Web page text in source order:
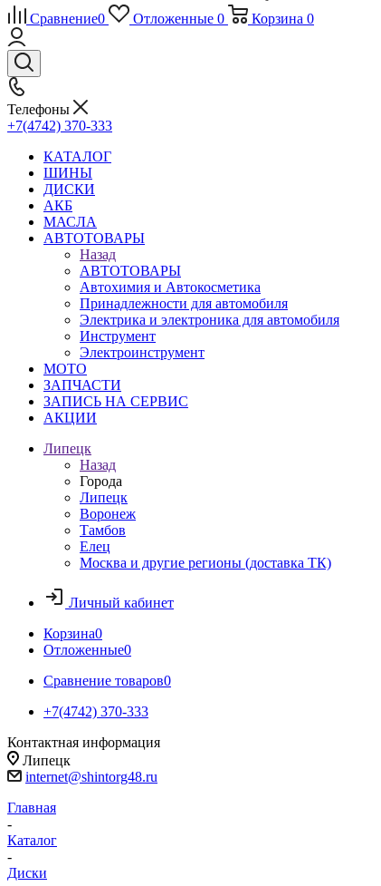
Сравнение0 Отложенные 0 Корзина 0
Телефоны
+7(4742) 370-333
КАТАЛОГ
ШИНЫ
ДИСКИ
АКБ
МАСЛА
АВТОТОВАРЫ
Назад
АВТОТОВАРЫ
Автохимия и Автокосметика
Принадлежности для автомобиля
Электрика и электроника для автомобиля
Инструмент
Электроинструмент
МОТО
ЗАПЧАСТИ
ЗАПИСЬ НА СЕРВИС
АКЦИИ
Липецк
Назад
Города
Липецк
Воронеж
Тамбов
Елец
Москва и другие регионы (доставка ТК)
Личный кабинет
Корзина0
Отложенные0
Сравнение товаров0
+7(4742) 370-333
Контактная информация
Липецк
internet@shintorg48.ru
Главная
-
Каталог
-
Диски